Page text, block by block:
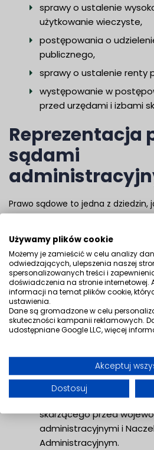
sprawy o ustalenie
użytkowanie wieczyste,
postępowania o
publicznego,
sprawy o ustalenie renty
występowanie w
przed urzędami i izbami
Reprezentacja
sądami
Prawo sądowe to jedna z dziedzin,
wieloletniemu doświadczeniu
doradzać w zakresie prawa
reprezentować naszych Klientów
sądowoadministracyjnych. Zakres
Kancelarii obejmuje:
sporządzanie skarg na
Krajowej Administracji
na niekorzystne wyroki
administracyjnych,
występowanie w
skarżącego przed
administracyjnymi i
Administracyjnym.
Używamy plików cookie
Możemy je zamieścić w celu analizy
odwiedzających, ulepszenia naszej
spersonalizowanych treści i
doświadczenia na stronie internetowej.
informacji na temat plików cookie,
ustawienia.
Dane są gromadzone w celu
skuteczności kampanii reklamowych.
udostępniane Google LLC, więcej
Akceptuj
Dostosuj